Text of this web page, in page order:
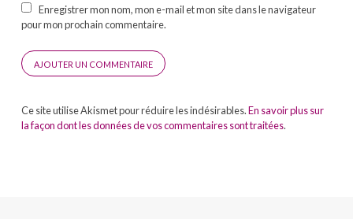
Enregistrer mon nom, mon e-mail et mon site dans le navigateur
pour mon prochain commentaire.
Ce site utilise Akismet pour réduire les indésirables.En savoir plus sur
la façon dont les données de vos commentaires sont traitées.